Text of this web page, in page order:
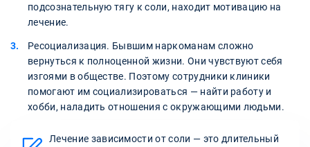
подсознательную тягу к соли, находит мотивацию на
лечение.
Ресоциализация. Бывшим наркоманам сложно
вернуться к полноценной жизни. Они чувствуют себя
изгоями в обществе. Поэтому сотрудники клиники
помогают им социализироваться — найти работу и
хобби, наладить отношения с окружающими людьми.
Лечение зависимости от соли — это длительный